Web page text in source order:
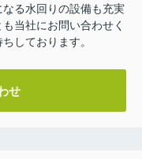
る水回りの設備も充実
当社にお問い合わせく
しております。
せ